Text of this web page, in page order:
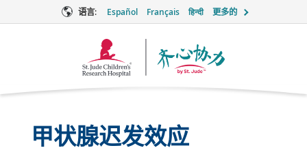
语言: Español Français हिन्दी 更多的
Together
甲状腺迟发效应